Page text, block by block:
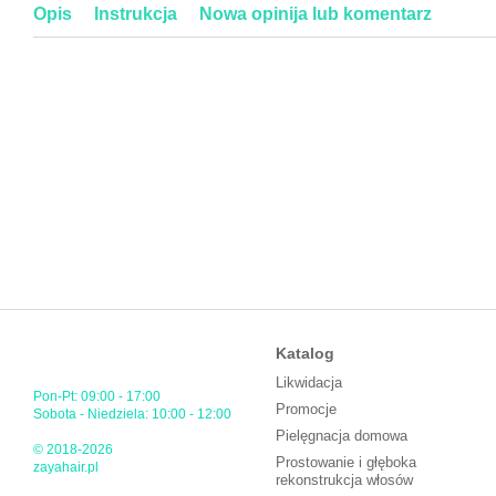
Opis Instrukcja Nowa opinija lub komentarz
Pon-Pt: 09:00 - 17:00
Sobota - Niedziela: 10:00 - 12:00
© 2018-2026
zayahair.pl
Katalog
Likwidacja
Promocje
Pielęgnacja domowa
Prostowanie i głęboka
rekonstrukcja włosów